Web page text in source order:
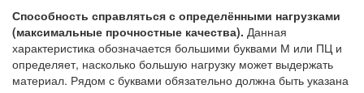
Способность справляться с определёнными нагрузками
(максимальные прочностные качества). Данная
характеристика обозначается большими буквами М или ПЦ и
определяет, насколько большую нагрузку может выдержать
материал. Рядом с буквами обязательно должна быть указана